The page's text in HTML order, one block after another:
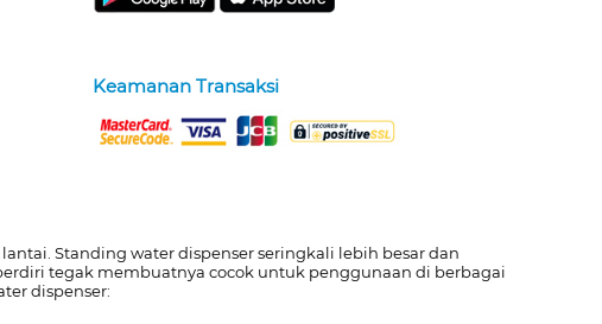
Keamanan Transaksi
Standing water dispenser seringkali lebih besar dan
tegak membuatnya cocok untuk penggunaan di berbagai
dispenser: